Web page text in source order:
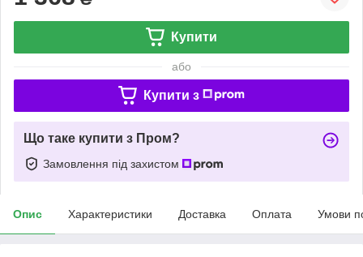
Купити
або
Купити з
Що таке купити з Пром?
Замовлення під захистом
Опис Характеристики Доставка Оплата Умови